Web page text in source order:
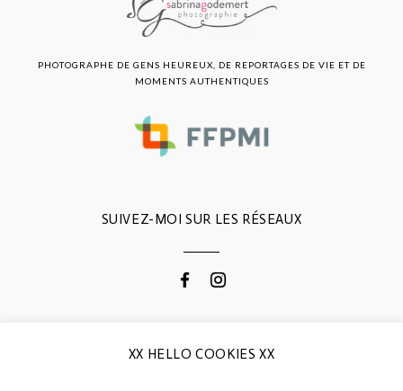
SUIVEZ-MOI SUR LES RÉSEAUX
PHOTOGRAPHE DE GENS HEUREUX, DE REPORTAGES DE VIE ET DE
MOMENTS AUTHENTIQUES
CONTACTEZ-MOI
XX HELLO COOKIES XX